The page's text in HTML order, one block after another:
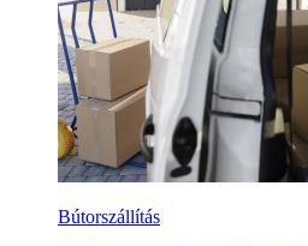
Bútorszállítás